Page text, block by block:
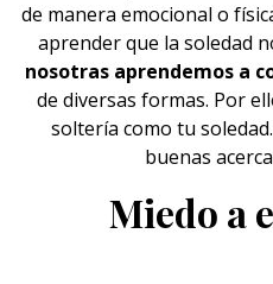
de manera emocional o
aprender que la soledad
nosotras aprendemos a
de diversas formas. Por
soltería como tu soledad
buenas
Miedo a